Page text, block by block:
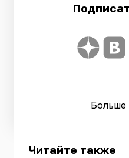
Больше
Читайте также